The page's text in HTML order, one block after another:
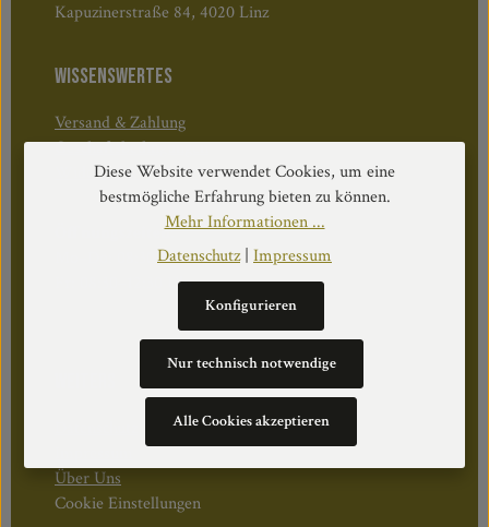
Kapuzinerstraße 84, 4020 Linz
WISSENSWERTES
Versand & Zahlung
Geschäftsbedingungen
Widerruf & Rücktritt
Öffnungszeiten:
Mo–Do: 08:30–17:00 Uhr
Fr: 08:30–12:30 Uhr
Über Uns
Cookie Einstellungen
Diese Website verwendet Cookies, um eine
bestmögliche Erfahrung bieten zu können.
Mehr Informationen ...
Datenschutz| Impressum
Nur technisch notwendige
Konfigurieren
Alle Cookies akzeptieren